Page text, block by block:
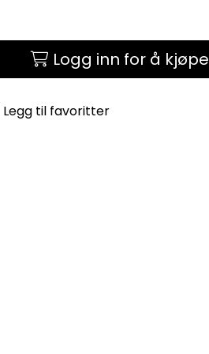
Logg inn for å kjøpe
Legg til favoritter